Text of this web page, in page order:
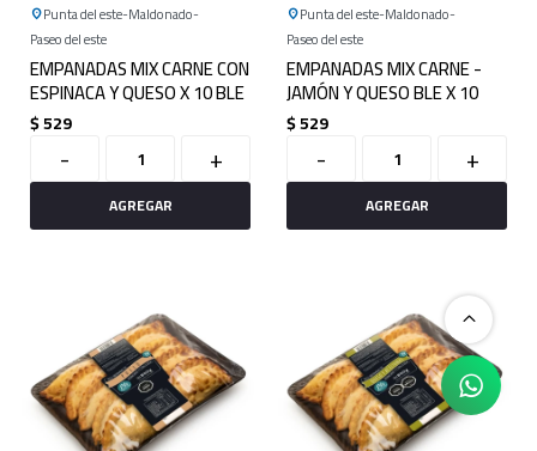
Punta del este Maldonado
Paseo del este
EMPANADAS MIX CARNE CON
ESPINACA Y QUESO X 10 BLE
$529
- +
Punta del este Maldonado
Paseo del este
EMPANADAS MIX CARNE -
JAMÓN Y QUESO BLE X 10
$529
- +